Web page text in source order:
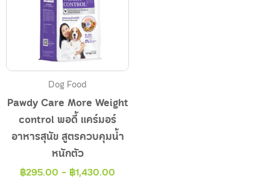
Dog Food
Pawdy Care More Weight
control พอดี้ แคร์มอร์
อาหารสุนัข สูตรควบคุมน้ำ
หนักตัว
฿295.00 - ฿1,430.00